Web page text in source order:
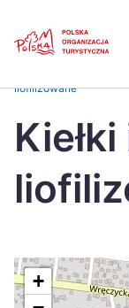
Česká
Dansk
Italiano
Nederlands
liofilizowane
Kiełki
+